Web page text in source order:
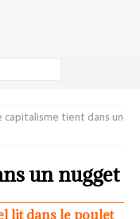
capitalisme tient dans un
un nugget
lit dans le poulet